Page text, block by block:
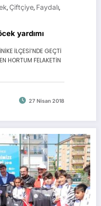
, Çiftçiye, Faydalı,
yardımı
İLÇESİ’NDE GEÇTİ
HORTUM FELAKETİN
27 Nisan 2018